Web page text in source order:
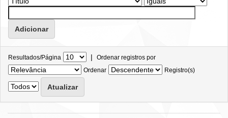
Resultados/Página | Ordenar registros por
Ordenar
Registro(s)